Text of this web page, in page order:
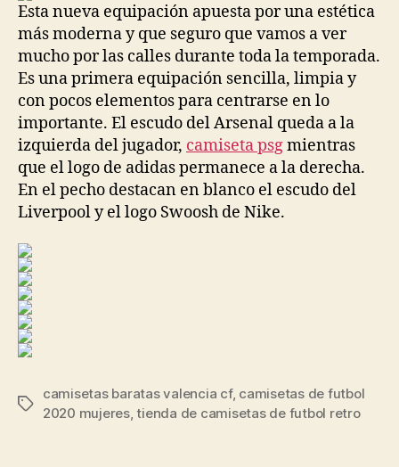
Esta nueva equipación apuesta por una estética
más moderna y que seguro que vamos a ver
mucho por las calles durante toda la temporada.
Es una primera equipación sencilla, limpia y
con pocos elementos para centrarse en lo
importante. El escudo del Arsenal queda a la
izquierda del jugador, camiseta psgmientras
que el logo de adidas permanece a la derecha.
En el pecho destacan en blanco el escudo del
Liverpool y el logo Swoosh de Nike.
Etiquetas
camisetas baratas valencia cf, camisetas de futbol
2020 mujeres,tienda de camisetas de futbol retro